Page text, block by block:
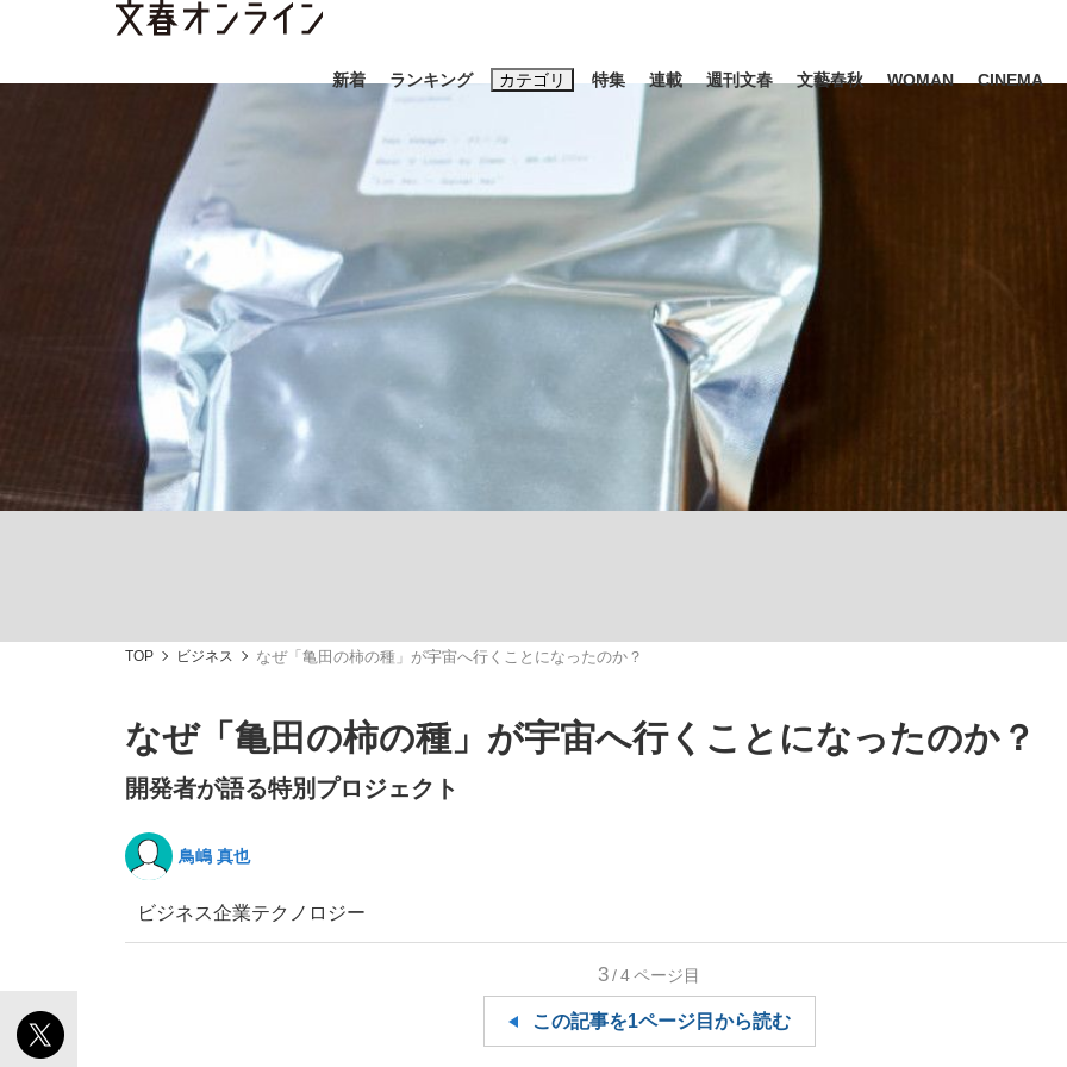
新着 ランキング カテゴリ
スクープ ニュース エンタメ
「90%は失敗する。でも…」本田圭佑が初めて明かした日本代表監督に... 「最悪の空気のまま解散
「敗因分析は一切聞かれなかった」侍ジャパン選手が証言した“NPB聞... 「クマが悪者扱いされてい
特集
終戦から81年
キングの誕生
いまさら聞けない資産運用のすべて
連載 週刊文春 文藝春秋 WOMAN CINEMA
キーワード入力
おすすめのキーワードタグ一覧
#藤田晋 #三山凌輝 #高市早苗 #後藤真希 #森岡毅
TOP ビジネス なぜ「亀田の柿の種」が宇宙へ行くことになったのか？
なぜ「亀田の柿の種」が宇宙へ行くことになったのか？
開発者が語る特別プロジェクト
鳥嶋 真也
ビジネス企業テクノロジー
3/4ページ目
この記事を1ページ目から読む